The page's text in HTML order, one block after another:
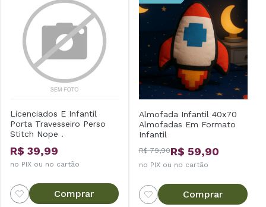
Licenciados E Infantil
Porta Travesseiro Perso
Stitch Nope .
R$ 39,99
no PIX ou no cartão
Comprar
Almofada Infantil 40x70
Almofadas Em Formato
Infantil
R$ 79,90R$ 59,90
no PIX ou no cartão
Comprar